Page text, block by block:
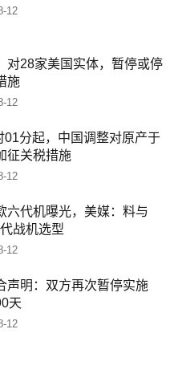
12
对28家美国实体，暂停或停
施
12
01分起，中国调整对原产于
征关税措施
12
六代机曝光，美媒：料与
战机选型
12
声明：双方再次暂停实施
天
12